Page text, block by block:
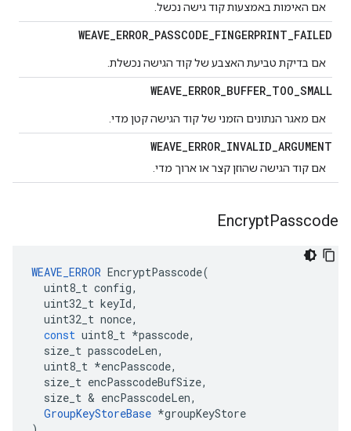
אם האימות באמצעות קוד גישה נכשל.
WEAVE_ERROR_PASSCODE_FINGERPRINT_FAILED
אם בדיקת טביעת האצבע של קוד הגישה נכשלת.
WEAVE_ERROR_BUFFER_TOO_SMALL
אם מאגר הנתונים הזמני של קוד הגישה קטן מדי.
WEAVE_ERROR_INVALID_ARGUMENT
אם קוד הגישה שהוזן קצר או ארוך מדי.
EncryptPasscode
WEAVE_ERROR EncryptPasscode(
uint8_t config,
uint32_t keyId,
uint32_t nonce,
const uint8_t *passcode,
size_t passcodeLen,
uint8_t *encPasscode,
size_t encPasscodeBufSize,
size_t & encPasscodeLen,
GroupKeyStoreBase *groupKeyStore